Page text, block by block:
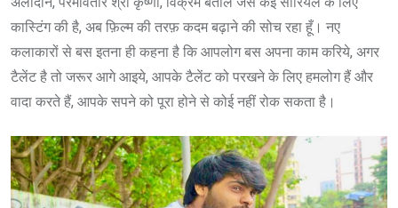
कास्टिंग की है, अब फ़िल्म की तरफ़ कदम बढ़ाने की सोच रहा हूँ। नए
कलाकारों से बस इतना ही कहना है कि आपलोग बस अपना काम करिये, अगर
टैलेंट है तो जरूर आगे आइये, आपके टैलेंट को परखने के लिए हमलोग हैं और
वादा करते हैं, आपके सपने को पूरा होने से कोई नहीं रोक सकता है।